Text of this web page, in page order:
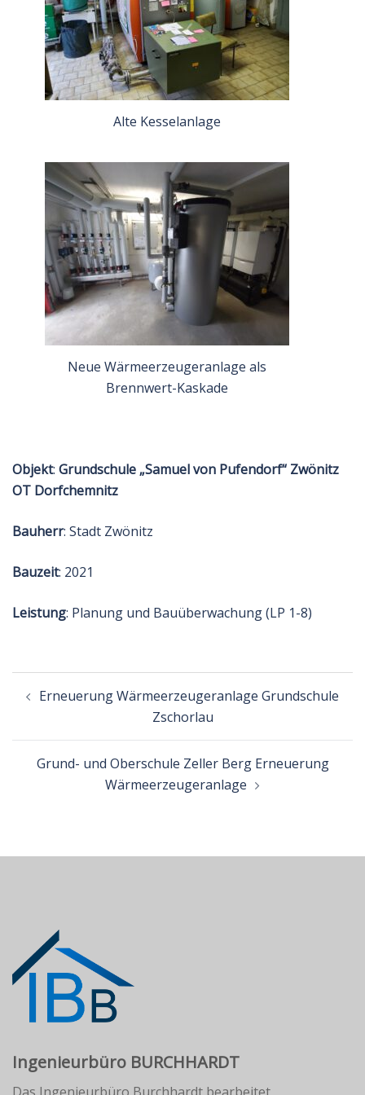
Alte Kesselanlage
Neue Wärmeerzeugeranlage als
Brennwert-Kaskade
Objekt: Grundschule „Samuel von Pufendorf“ Zwönitz
OT Dorfchemnitz
Bauherr: Stadt Zwönitz
Bauzeit: 2021
Leistung: Planung und Bauüberwachung (LP 1-8)
Beitragsnavigation
Erneuerung Wärmeerzeugeranlage Grundschule
Zschorlau
Grund- und Oberschule Zeller Berg Erneuerung
Wärmeerzeugeranlage
Ingenieurbüro BURCHHARDT